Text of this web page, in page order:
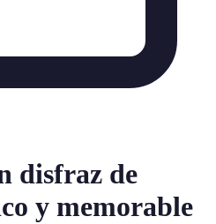
disfraz de
y memorable